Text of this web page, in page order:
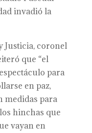
invadió la
Justicia, coronel
que “el
para
en paz,
medidas para
hinchas que
vayan en